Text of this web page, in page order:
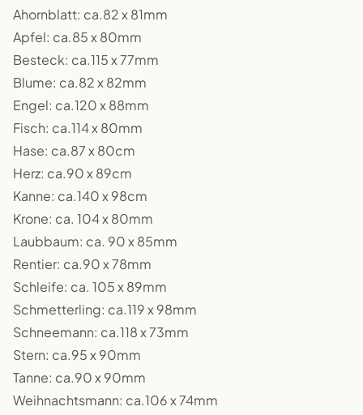
Ahornblatt: ca.82 x 81mm
Apfel: ca.85 x 80mm
Besteck: ca.115 x 77mm
Blume: ca.82 x 82mm
Engel: ca.120 x 88mm
Fisch: ca.114 x 80mm
Hase: ca.87 x 80cm
Herz: ca.90 x 89cm
Kanne: ca.140 x 98cm
Krone: ca. 104 x 80mm
Laubbaum: ca. 90 x 85mm
Rentier: ca.90 x 78mm
Schleife: ca. 105 x 89mm
Schmetterling: ca.119 x 98mm
Schneemann: ca.118 x 73mm
Stern: ca.95 x 90mm
Tanne: ca.90 x 90mm
Weihnachtsmann: ca.106 x 74mm